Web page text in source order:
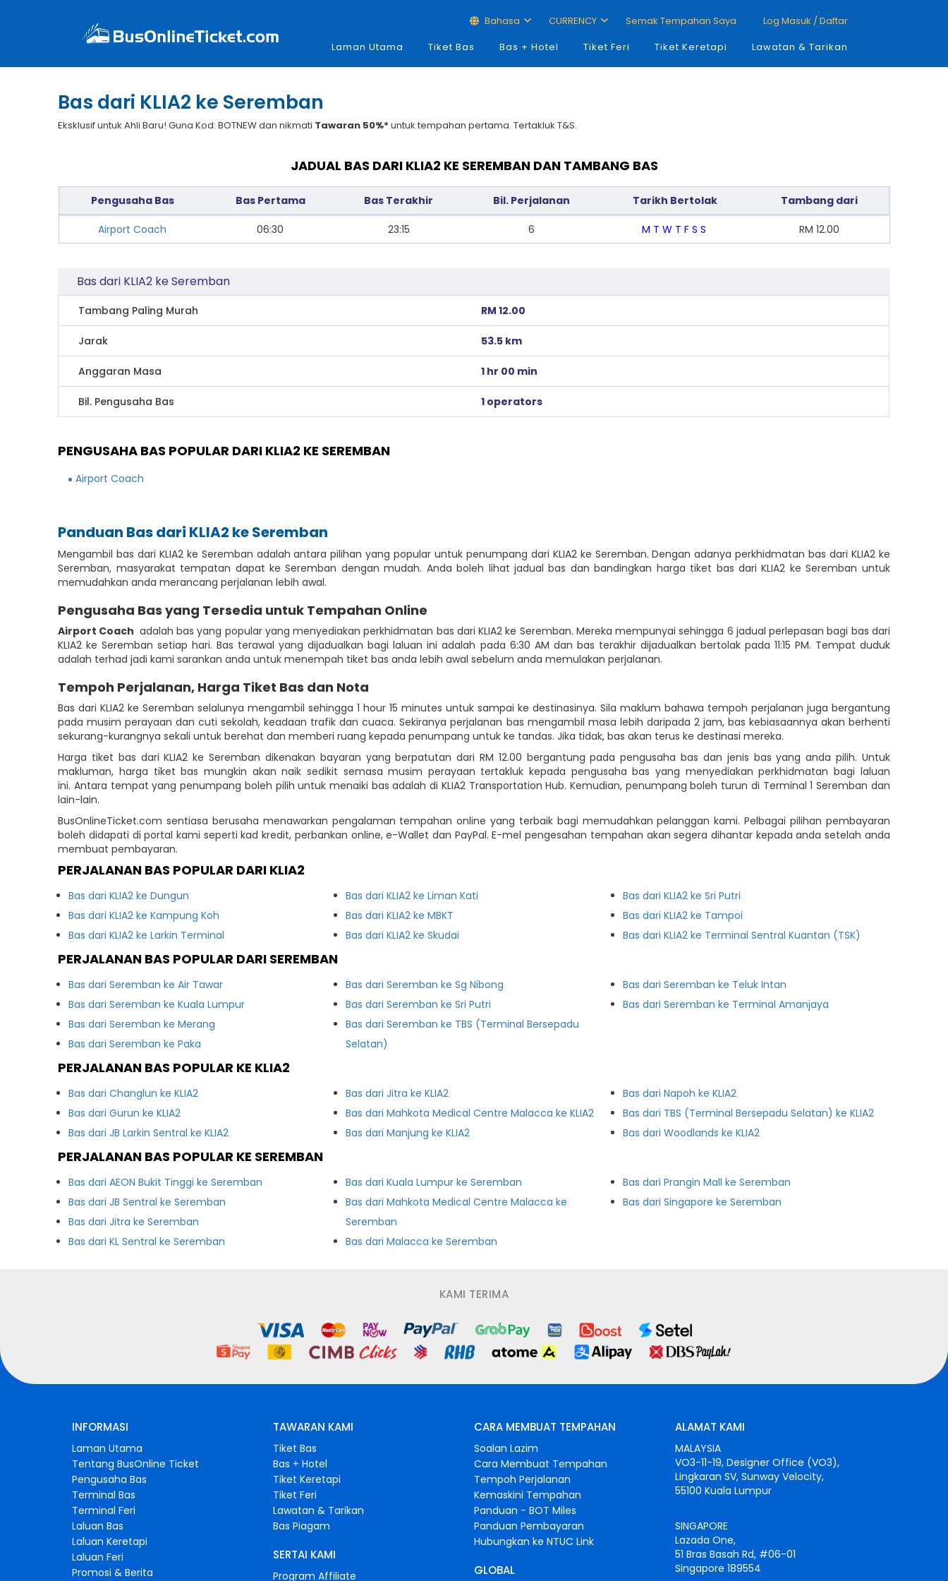
Bahasa CURRENCY Semak Tempahan Saya
Log Masuk / Daftar
Laman Utama
Tiket Bas Bas + Hotel Tiket Feri Tiket Keretapi Lawatan & Tarikan
Bas dari KLIA2 ke Seremban
Eksklusif untuk Ahli Baru! Guna Kod: BOTNEW dan nikmati Tawaran 50%* untuk tempahan pertama. Tertakluk T&S.
JADUAL BAS DARI KLIA2 KE SEREMBAN DAN TAMBANG BAS
Pengusaha Bas Bas Pertama Bas Terakhir Bil. Perjalanan Tarikh Bertolak Tambang dari
Airport Coach 06:30 23:15 6 M T W T F S S RM 12.00
Bas dari KLIA2 ke Seremban
Tambang Paling Murah RM 12.00
Jarak 53.5 km
Anggaran Masa 1 hr 00 min
Bil. Pengusaha Bas 1 operators
PENGUSAHA BAS POPULAR DARI KLIA2 KE SEREMBAN
Airport Coach
Panduan Bas dari KLIA2 ke Seremban
Mengambil bas dari KLIA2 ke Seremban adalah antara pilihan yang popular untuk penumpang dari KLIA2 ke Seremban. Dengan adanya perkhidmatan bas dari KLIA2 ke
Seremban, masyarakat tempatan dapat ke Seremban dengan mudah. Anda boleh lihat jadual bas dan bandingkan harga tiket bas dari KLIA2 ke Seremban untuk
memudahkan anda merancang perjalanan lebih awal.
Pengusaha Bas yang Tersedia untuk Tempahan Online
Airport Coach adalah bas yang popular yang menyediakan perkhidmatan bas dari KLIA2 ke Seremban. Mereka mempunyai sehingga 6 jadual perlepasan bagi bas dari
KLIA2 ke Seremban setiap hari. Bas terawal yang dijadualkan bagi laluan ini adalah pada 6:30 AM dan bas terakhir dijadualkan bertolak pada 11:15 PM. Tempat duduk
adalah terhad jadi kami sarankan anda untuk menempah tiket bas anda lebih awal sebelum anda memulakan perjalanan.
Tempoh Perjalanan, Harga Tiket Bas dan Nota
Bas dari KLIA2 ke Seremban selalunya mengambil sehingga 1 hour 15 minutes untuk sampai ke destinasinya. Sila maklum bahawa tempoh perjalanan juga bergantung
pada musim perayaan dan cuti sekolah, keadaan trafik dan cuaca. Sekiranya perjalanan bas mengambil masa lebih daripada 2 jam, bas kebiasaannya akan berhenti
sekurang-kurangnya sekali untuk berehat dan memberi ruang kepada penumpang untuk ke tandas. Jika tidak, bas akan terus ke destinasi mereka.
Harga tiket bas dari KLIA2 ke Seremban dikenakan bayaran yang berpatutan dari RM 12.00 bergantung pada pengusaha bas dan jenis bas yang anda pilih. Untuk
makluman, harga tiket bas mungkin akan naik sedikit semasa musim perayaan tertakluk kepada pengusaha bas yang menyediakan perkhidmatan bagi laluan
ini. Antara tempat yang penumpang boleh pilih untuk menaiki bas adalah di KLIA2 Transportation Hub. Kemudian, penumpang boleh turun di Terminal 1 Seremban dan
lain-lain.
BusOnlineTicket.com sentiasa berusaha menawarkan pengalaman tempahan online yang terbaik bagi memudahkan pelanggan kami. Pelbagai pilihan pembayaran
boleh didapati di portal kami seperti kad kredit, perbankan online, e-Wallet dan PayPal. E-mel pengesahan tempahan akan segera dihantar kepada anda setelah anda
membuat pembayaran.
PERJALANAN BAS POPULAR DARI KLIA2
Bas dari KLIA2 ke Dungun
Bas dari KLIA2 ke Kampung Koh
Bas dari KLIA2 ke Larkin Terminal
Bas dari KLIA2 ke Liman Kati
Bas dari KLIA2 ke MBKT
Bas dari KLIA2 ke Skudai
Bas dari KLIA2 ke Sri Putri
Bas dari KLIA2 ke Tampoi
Bas dari KLIA2 ke Terminal Sentral Kuantan (TSK)
PERJALANAN BAS POPULAR DARI SEREMBAN
Bas dari Seremban ke Air Tawar
Bas dari Seremban ke Kuala Lumpur
Bas dari Seremban ke Merang
Bas dari Seremban ke Paka
Bas dari Seremban ke Sg Nibong
Bas dari Seremban ke Sri Putri
Bas dari Seremban ke TBS (Terminal Bersepadu
Selatan)
Bas dari Seremban ke Teluk Intan
Bas dari Seremban ke Terminal Amanjaya
PERJALANAN BAS POPULAR KE KLIA2
Bas dari Changlun ke KLIA2
Bas dari Gurun ke KLIA2
Bas dari JB Larkin Sentral ke KLIA2
Bas dari Jitra ke KLIA2
Bas dari Mahkota Medical Centre Malacca ke KLIA2
Bas dari Manjung ke KLIA2
Bas dari Napoh ke KLIA2
Bas dari TBS (Terminal Bersepadu Selatan) ke KLIA2
Bas dari Woodlands ke KLIA2
PERJALANAN BAS POPULAR KE SEREMBAN
Bas dari AEON Bukit Tinggi ke Seremban
Bas dari JB Sentral ke Seremban
Bas dari Jitra ke Seremban
Bas dari KL Sentral ke Seremban
Bas dari Kuala Lumpur ke Seremban
Bas dari Mahkota Medical Centre Malacca ke
Seremban
Bas dari Malacca ke Seremban
Bas dari Prangin Mall ke Seremban
Bas dari Singapore ke Seremban
KAMI TERIMA
INFORMASI
Laman Utama
Tentang BusOnline Ticket
Pengusaha Bas
Terminal Bas
Terminal Feri
Laluan Bas
Laluan Keretapi
Laluan Feri
Promosi & Berita
TAWARAN KAMI
Tiket Bas
Bas + Hotel
Tiket Keretapi
Tiket Feri
Lawatan & Tarikan
Bas Piagam
SERTAI KAMI
Program Affiliate
CARA MEMBUAT TEMPAHAN
Soalan Lazim
Cara Membuat Tempahan
Tempoh Perjalanan
Kemaskini Tempahan
Panduan - BOT Miles
Panduan Pembayaran
Hubungkan ke NTUC Link
GLOBAL
ALAMAT KAMI
MALAYSIA
VO3-11-19, Designer Office (VO3),
Lingkaran SV, Sunway Velocity,
55100 Kuala Lumpur
SINGAPORE
Lazada One,
51 Bras Basah Rd, #06-01
Singapore 189554